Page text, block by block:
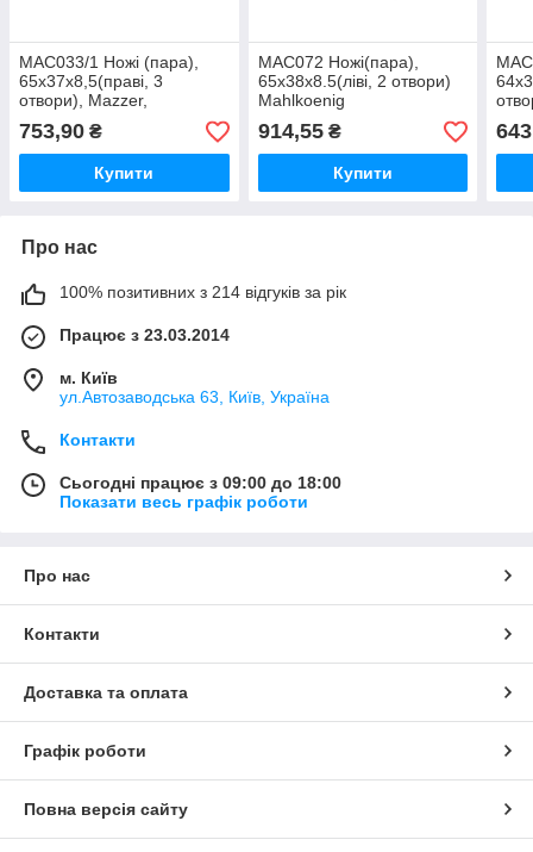
MAC033/1 Ножі (пара),
65x37x8,5(праві, 3
отвори), Mazzer,
Fiorenzato F6
753,90 ₴
Купити
MAC072 Ножі(пара),
65х38х8.5(ліві, 2 отвори)
Mahlkoenig
914,55₴
Купити
Про нас
100% позитивних з 214 відгуків за рік
Працює з 23.03.2014
м. Київ
ул.Автозаводська 63, Київ, Україна
Контакти
Сьогодні працює з 09:00 до 18:00
Показати весь графік роботи
Про нас
Контакти
Доставка та оплата
Графік роботи
Повна версія сайту